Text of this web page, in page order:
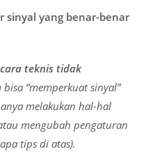
sinyal yang benar-benar
teknis tidak
“memperkuat sinyal”
melakukan hal-hal
mengubah pengaturan
tips di atas).